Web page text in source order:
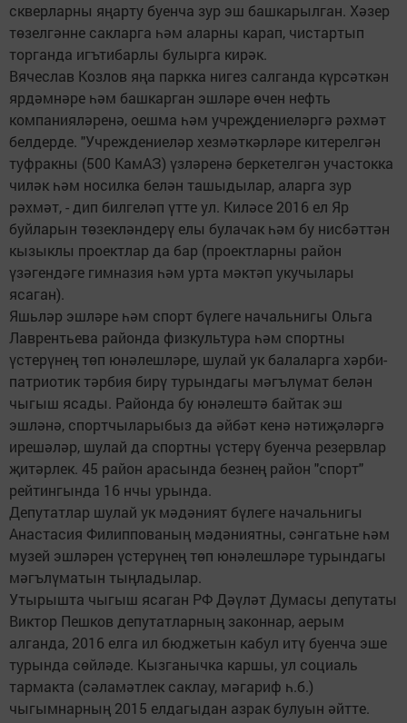
скверларны яңарту буенча зур эш башкарылган. Хәзер
төзелгәнне сакларга һәм аларны карап, чистартып
торганда игътибарлы булырга кирәк.
Вячеслав Козлов яңа паркка нигез салганда күрсәткән
ярдәмнәре һәм башкарган эшләре өчен нефть
компанияләренә, оешма һәм учреҗдениеләргә рәхмәт
белдерде. "Учреждениеләр хезмәткәрләре китерелгән
туфракны (500 КамАЗ) үзләренә беркетелгән участокка
чиләк һәм носилка белән ташыдылар, аларга зур
рәхмәт, - дип билгеләп үтте ул. Киләсе 2016 ел Яр
буйларын төзекләндерү елы булачак һәм бу нисбәттән
кызыклы проектлар да бар (проектларны район
үзәгендәге гимназия һәм урта мәктәп укучылары
ясаган).
Яшьләр эшләре һәм спорт бүлеге начальнигы Ольга
Лаврентьева районда физкультура һәм спортны
үстерүнең төп юнәлешләре, шулай ук балаларга хәрби-
патриотик тәрбия бирү турындагы мәгълүмат белән
чыгыш ясады. Районда бу юнәлештә байтак эш
эшләнә, спортчыларыбыз да әйбәт кенә нәтиҗәләргә
ирешәләр, шулай да спортны үстерү буенча резервлар
җитәрлек. 45 район арасында безнең район "спорт"
рейтингында 16 нчы урында.
Депутатлар шулай ук мәдәният бүлеге начальнигы
Анастасия Филиппованың мәдәниятны, сәнгатьне һәм
музей эшләрен үстерүнең төп юнәлешләре турындагы
мәгълүматын тыңладылар.
Утырышта чыгыш ясаган РФ Дәүләт Думасы депутаты
Виктор Пешков депутатларның законнар, аерым
алганда, 2016 елга ил бюджетын кабул итү буенча эше
турында сөйләде. Кызганычка каршы, ул социаль
тармакта (сәламәтлек саклау, мәгариф һ.б.)
чыгымнарның 2015 елдагыдан азрак булуын әйтте.